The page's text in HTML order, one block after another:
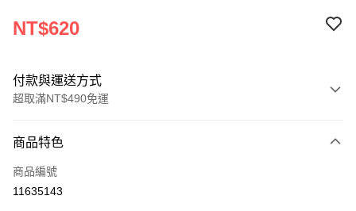
NT$620
付款與運送方式
超取滿NT$490免運
信用卡一次付款
超商取貨付款
商品特色
商品編號
11635143